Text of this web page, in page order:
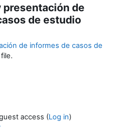
presentación de
de estudio
de informes de casos de
access (Log in)